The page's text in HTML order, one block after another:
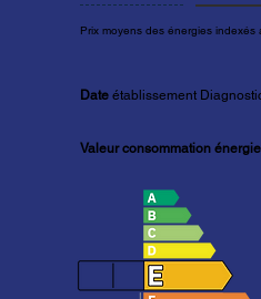
Prix moyens des énergies
Date établissement
Valeur consommation